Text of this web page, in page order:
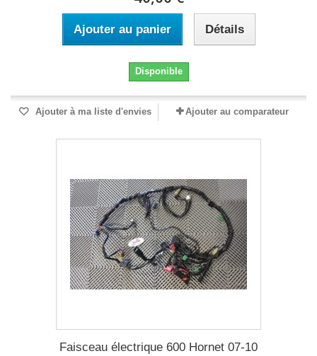
Ajouter au panier Détails
Disponible
Ajouter à ma liste d'envies Ajouter au comparateur
Faisceau électrique 600 Hornet 07-10